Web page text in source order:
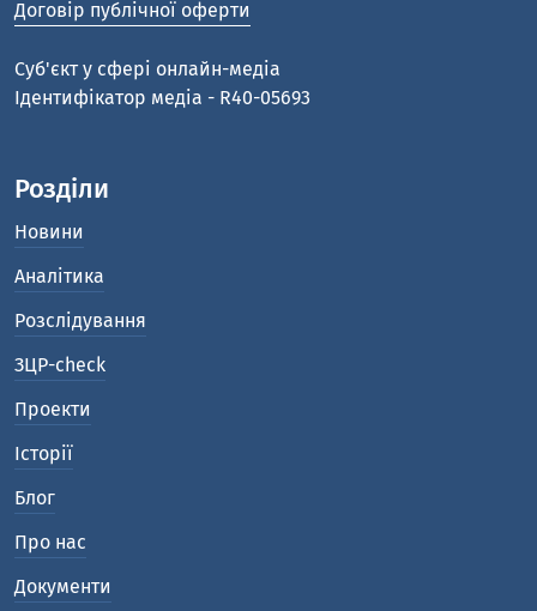
Договір публічної оферти
Cуб'єкт у сфері онлайн-медіа
Ідентифікатор медіа - R40-05693
Розділи
Новини
Аналітика
Розслідування
ЗЦР-check
Проекти
Історії
Блог
Про нас
Документи